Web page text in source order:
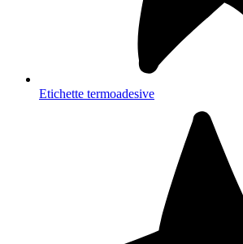
Etichette termoadesive